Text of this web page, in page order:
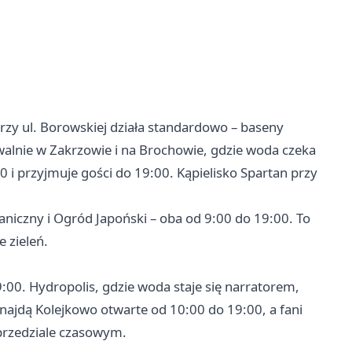
ul. Borowskiej działa standardowo – baseny
w Zakrzowie i na Brochowie, gdzie woda czeka
i przyjmuje gości do 19:00. Kąpielisko Spartan przy
i Ogród Japoński – oba od 9:00 do 19:00. To
zieleń.
Hydropolis, gdzie woda staje się narratorem,
Kolejkowo otwarte od 10:00 do 19:00, a fani
czasowym.